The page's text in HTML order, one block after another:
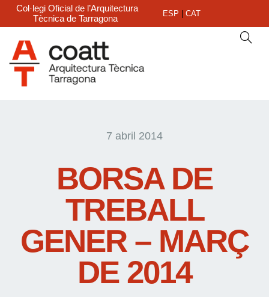
Col·legi Oficial de l’Arquitectura
Tècnica de Tarragona
ESP CAT
7 abril 2014
BORSA DE
TREBALL
GENER – MARÇ
DE 2014